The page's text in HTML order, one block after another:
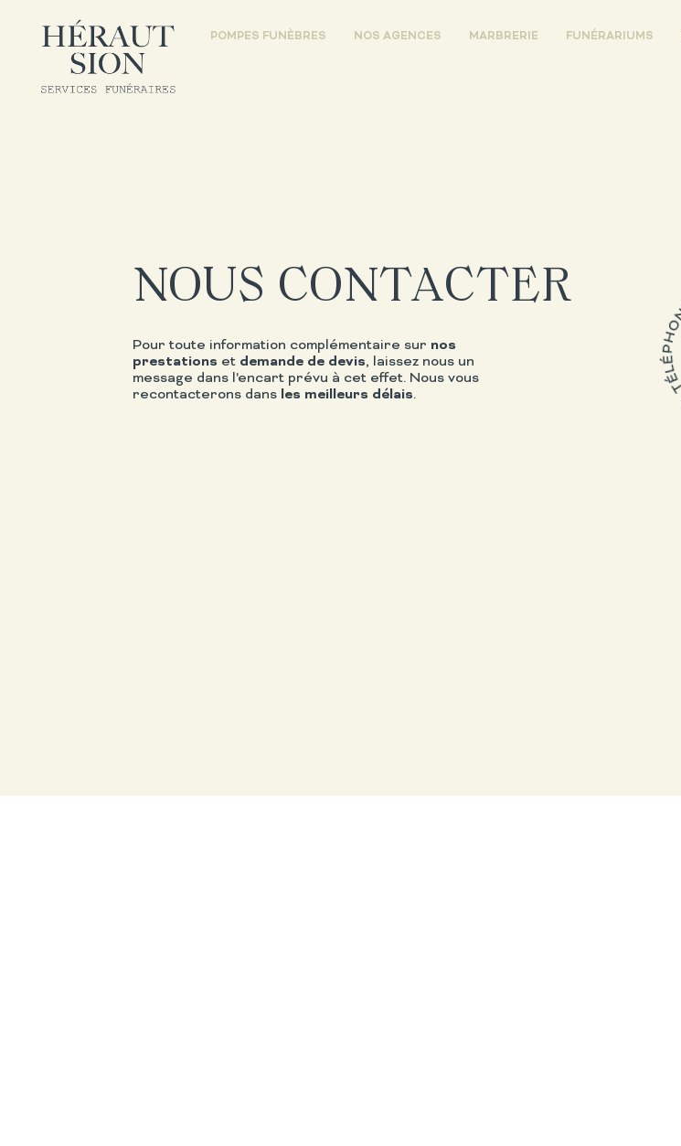
POMPES FUNÈBRES NOS AGENCES MARBRERIE FUNÉRARIUMS
NOUS CONTACTER
Pour toute information complémentaire sur nos
prestations et demande de devis, laissez nous un
message dans l'encart prévu à cet effet. Nous vous
recontacterons dans les meilleurs délais.